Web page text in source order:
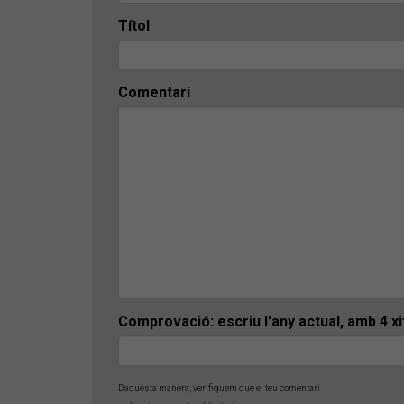
Títol
Comentari
Comprovació: escriu l'any actual, amb 4
D'aquesta manera, verifiquem que el teu comentari